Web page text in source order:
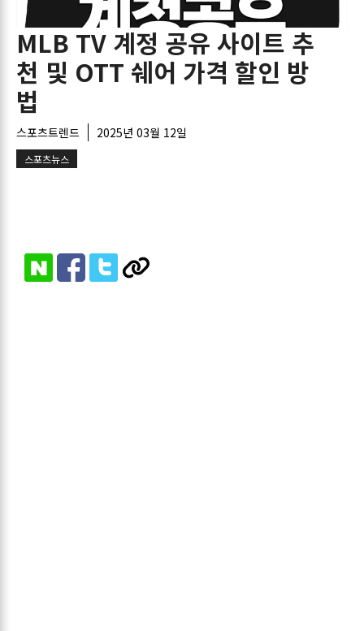
MLB TV 계정 공유 사이트 추
천 및 OTT 쉐어 가격 할인 방
법
스포츠트렌드 2025년 03월 12일
스포츠뉴스